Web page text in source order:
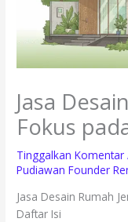
Jasa
Fokus
Tinggalkan Komentar
Pudiawan Founder
Jasa Desain Rumah
Daftar Isi